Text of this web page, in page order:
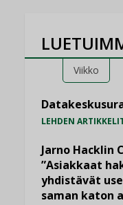
Viikko
LEHDEN
Jarno Hacklin
”Asiakkaat
yhdistävät
saman katon